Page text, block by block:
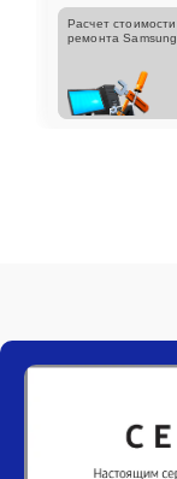
Расчет стоимости
ремонта Samsung